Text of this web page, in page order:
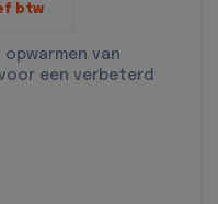
btw
van
een verbeterd